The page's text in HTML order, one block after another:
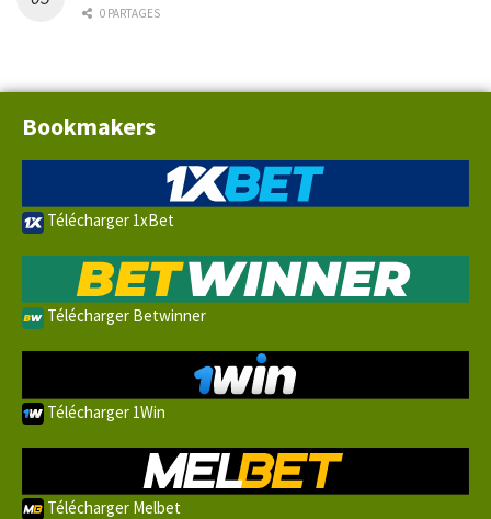
0 PARTAGES
Bookmakers
Télécharger 1xBet
Télécharger Betwinner
Télécharger 1Win
Télécharger Melbet